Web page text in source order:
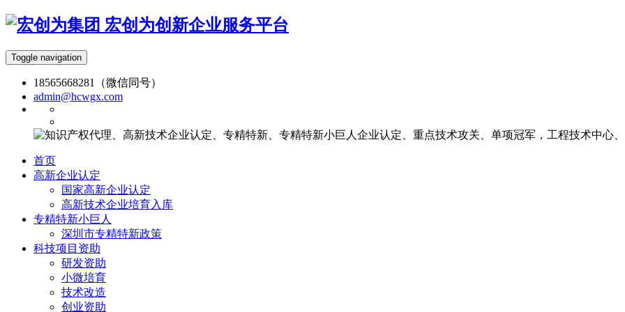
宏创为创新企业服务平台
Toggle navigation
18565668281（微信同号）
admin@hcwgx.com
首页
高新企业认定
国家高新企业认定
高新技术企业培育入库
专精特新小巨人
深圳市专精特新政策
科技项目资助
研发资助
小微培育
技术改造
创业资助